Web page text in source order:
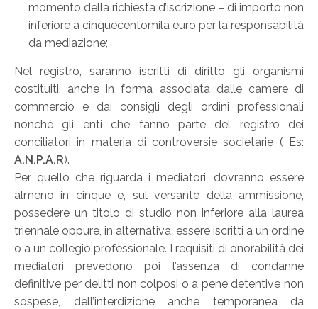
momento della richiesta d’iscrizione – di importo non
inferiore a cinquecentomila euro per la responsabilità
da mediazione;
Nel registro, saranno iscritti di diritto gli organismi
costituiti, anche in forma associata dalle camere di
commercio e dai consigli degli ordini professionali
nonchè gli enti che fanno parte del registro dei
conciliatori in materia di controversie societarie ( Es:
A.N.P.A.R).
Per quello che riguarda i mediatori, dovranno essere
almeno in cinque e, sul versante della ammissione,
possedere un titolo di studio non inferiore alla laurea
triennale oppure, in alternativa, essere iscritti a un ordine
o a un collegio professionale. I requisiti di onorabilità dei
mediatori prevedono poi l’assenza di condanne
definitive per delitti non colposi o a pene detentive non
sospese, dell’interdizione anche temporanea da